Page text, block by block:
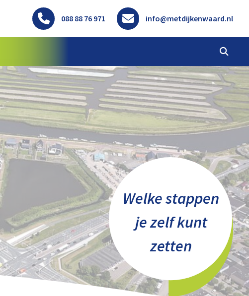
088 88 76 971 info@metdijkenwaard.nl
Welke stappen
je zelf kunt
zetten